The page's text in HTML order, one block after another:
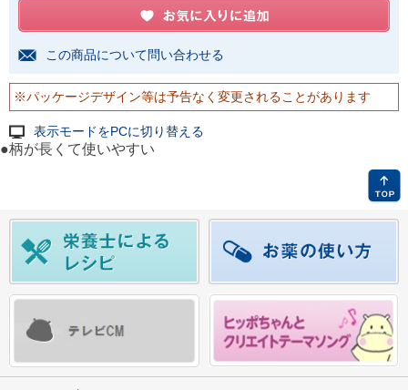
この商品について問い合わせる
※パッケージデザイン等は予告なく変更されることがあります
表示モードをPCに切り替える
●柄が長くて使いやすい